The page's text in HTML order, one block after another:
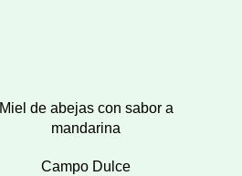
Miel de abejas con sabor a
mandarina
Campo Dulce